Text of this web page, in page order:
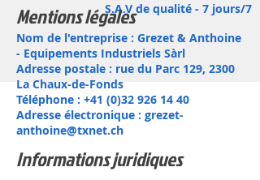
S.A.V de qualité - 7 jours/7
Mentions légales
Nom de l'entreprise : Grezet & Anthoine
- Equipements Industriels Sàrl
Adresse postale : rue du Parc 129, 2300
La Chaux-de-Fonds
Téléphone : +41 (0)32 926 14 40
Adresse électronique : grezet-
anthoine@txnet.ch
Informations juridiques